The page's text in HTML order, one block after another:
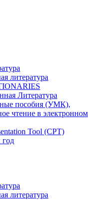
литература
Литература
пособия (УМК),
чтение в электронном
Tool (CPT)
литература